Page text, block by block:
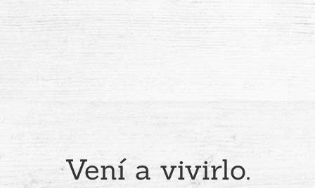
Vení a vivirlo.